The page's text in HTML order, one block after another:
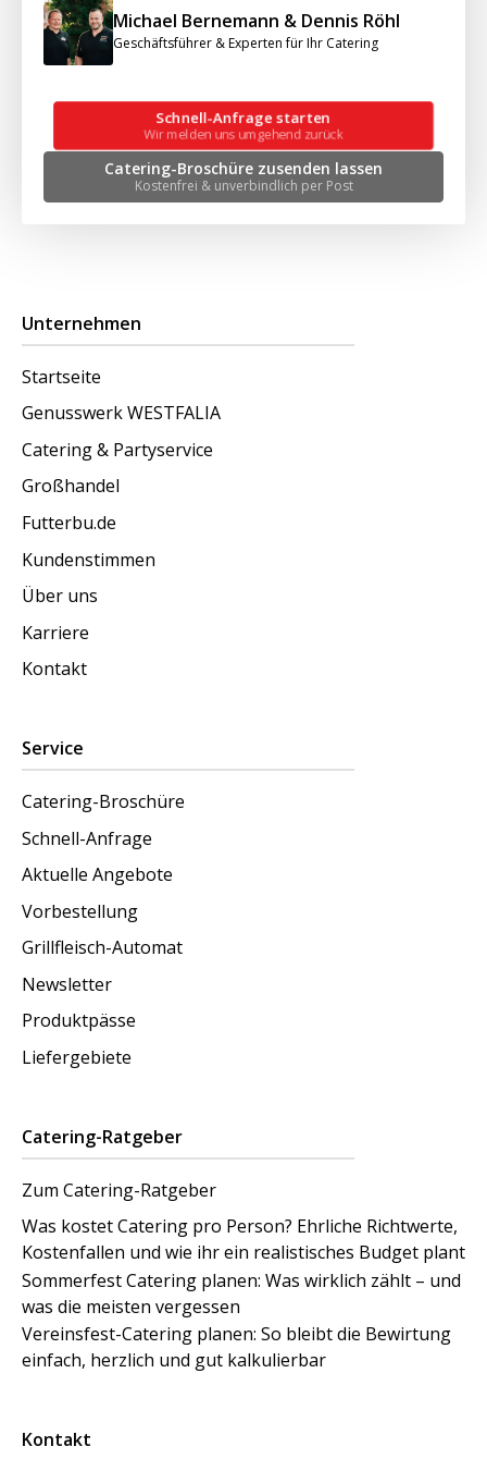
Michael Bernemann & Dennis Röhl
Geschäftsführer & Experten für Ihr Catering
Schnell-Anfrage starten
Wir melden uns umgehend zurück
Catering-Broschüre zusenden lassen
Kostenfrei & unverbindlich per Post
Unternehmen
Startseite
Genusswerk WESTFALIA
Catering & Partyservice
Großhandel
Futterbu.de
Kundenstimmen
Über uns
Karriere
Kontakt
Service
Catering-Broschüre
Schnell-Anfrage
Aktuelle Angebote
Vorbestellung
Grillfleisch-Automat
Newsletter
Produktpässe
Liefergebiete
Catering-Ratgeber
Zum Catering-Ratgeber
Was kostet Catering pro Person? Ehrliche Richtwerte,
Kostenfallen und wie ihr ein realistisches Budget plant
Sommerfest Catering planen: Was wirklich zählt – und
was die meisten vergessen
Vereinsfest-Catering planen: So bleibt die Bewirtung
einfach, herzlich und gut kalkulierbar
Kontakt